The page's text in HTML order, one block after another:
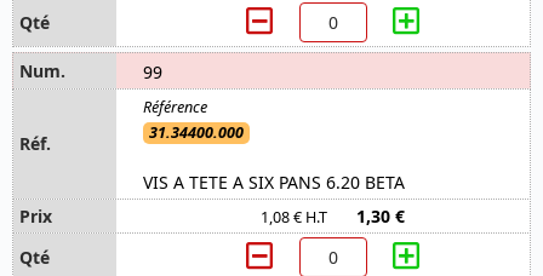
99
31.34400.000
VIS A TETE A SIX PANS 6.20 BETA
1,08 € H.T 1,30 €